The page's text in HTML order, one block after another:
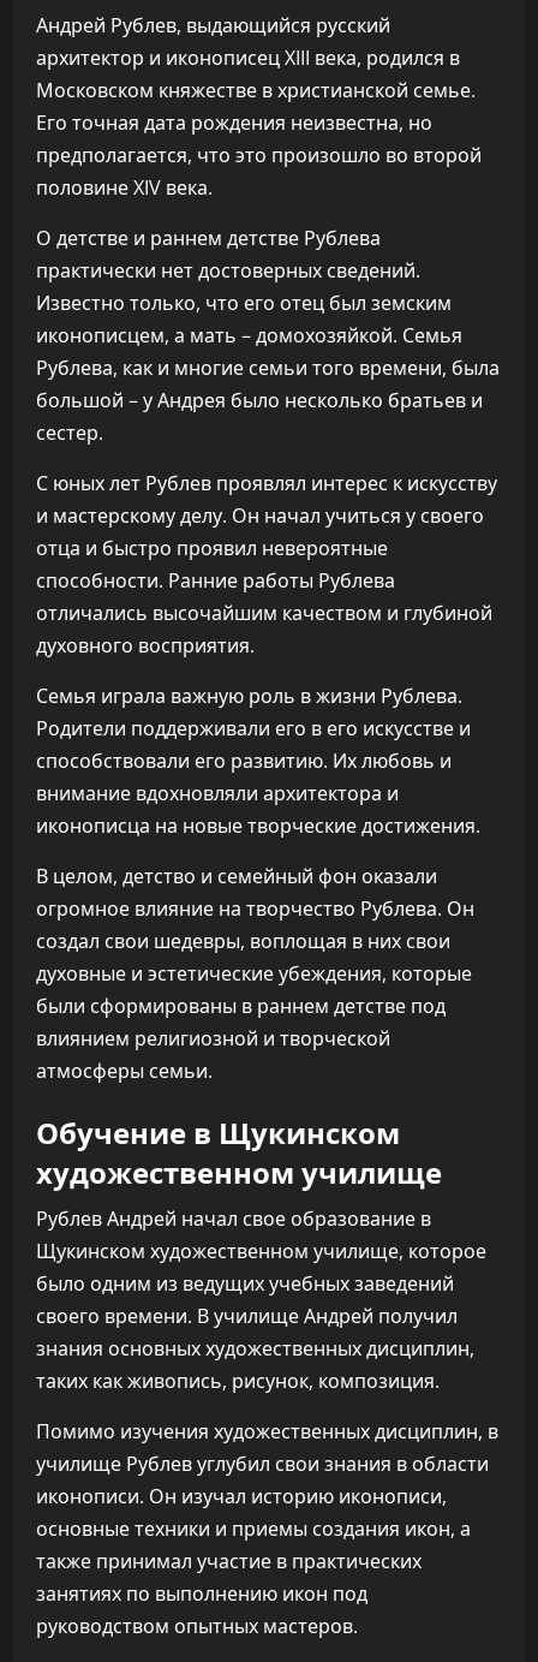
Андрей Рублев, выдающийся русский
архитектор и иконописец XIII века, родился в
Московском княжестве в христианской семье.
Его точная дата рождения неизвестна, но
предполагается, что это произошло во второй
половине XIV века.
О детстве и раннем детстве Рублева
практически нет достоверных сведений.
Известно только, что его отец был земским
иконописцем, а мать – домохозяйкой. Семья
Рублева, как и многие семьи того времени, была
большой – у Андрея было несколько братьев и
сестер.
С юных лет Рублев проявлял интерес к искусству
и мастерскому делу. Он начал учиться у своего
отца и быстро проявил невероятные
способности. Ранние работы Рублева
отличались высочайшим качеством и глубиной
духовного восприятия.
Семья играла важную роль в жизни Рублева.
Родители поддерживали его в его искусстве и
способствовали его развитию. Их любовь и
внимание вдохновляли архитектора и
иконописца на новые творческие достижения.
В целом, детство и семейный фон оказали
огромное влияние на творчество Рублева. Он
создал свои шедевры, воплощая в них свои
духовные и эстетические убеждения, которые
были сформированы в раннем детстве под
влиянием религиозной и творческой
атмосферы семьи.
Обучение в Щукинском
художественном училище
Рублев Андрей начал свое образование в
Щукинском художественном училище, которое
было одним из ведущих учебных заведений
своего времени. В училище Андрей получил
знания основных художественных дисциплин,
таких как живопись, рисунок, композиция.
Помимо изучения художественных дисциплин, в
училище Рублев углубил свои знания в области
иконописи. Он изучал историю иконописи,
основные техники и приемы создания икон, а
также принимал участие в практических
занятиях по выполнению икон под
руководством опытных мастеров.